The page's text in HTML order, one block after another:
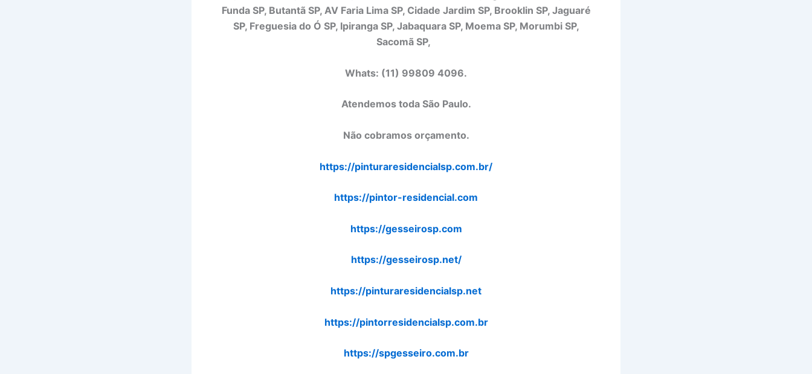
Funda SP, Butantã SP, AV Faria Lima SP, Cidade Jardim SP, Brooklin SP, Jaguaré
SP, Freguesia do Ó SP, Ipiranga SP, Jabaquara SP, Moema SP, Morumbi SP,
Sacomã SP,
Whats: (11) 99809 4096.
Atendemos toda São Paulo.
Não cobramos orçamento.
https://pinturaresidencialsp.com.br/
https://pintor-residencial.com
https://gesseirosp.com
https://gesseirosp.net/
https://pinturaresidencialsp.net
https://pintorresidencialsp.com.br
https://spgesseiro.com.br